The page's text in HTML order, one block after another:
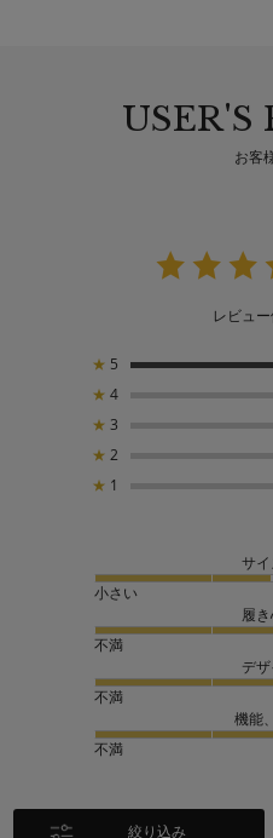
USER'S
お客
レビュー
★ 5
★ 4
★ 3
★ 2
★ 1
サ
小さい
履
不満
デ
不満
機能
不満
絞り込み